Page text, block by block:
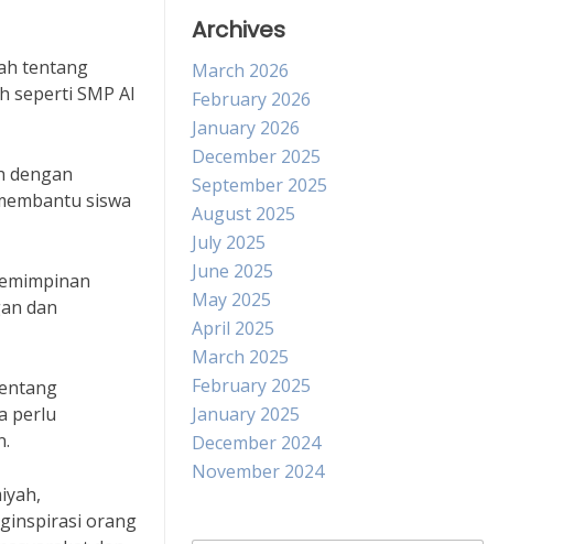
tentang
seperti SMP Al
dengan
siswa
dan
perlu
orang
Archives
March 2026
February 2026
January 2026
December 2025
September 2025
August 2025
July 2025
June 2025
May 2025
April 2025
March 2025
February 2025
January 2025
December 2024
November 2024